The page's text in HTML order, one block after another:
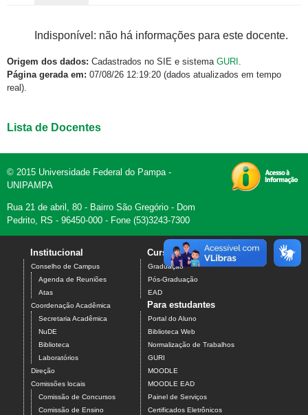
Indisponível: não há informações para este docente.
Origem dos dados: Cadastrados no SIE e sistema GURI .
Página gerada em: 07/08/26 12:19:20 (dados atualizados em tempo
real).
Lista de Docentes
© 2015 Universidade Federal do Pampa -
UNIPAMPA
Rua 21 de abril, 80 - Bairro São Gregório - Dom
Pedrito, RS - 96450-000 - Fone (53)3243-7300
Institucional
Conselho de Campus
Agenda de Reuniões
Atas
Coordenação Acadêmica
Secretaria Acadêmica
NuDE
Biblioteca
Laboratórios
Direção
Comissões locais
Comissão de Concursos
Comissão de Ensino
Cursos
Graduação
Pós-Graduação
EAD
Contato
Para estudantes
Portal do Aluno
Biblioteca Web
Normalização de Trabalhos
GURI
MOODLE
MOODLE EAD
Painel de Serviços
Certificados Eletrônicos